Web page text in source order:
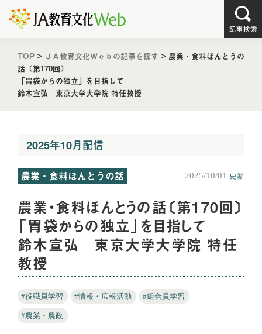
TOP > ＪＡ教育文化Ｗｅｂの記事を探す > 農業・食料ほんとうの
話〔第170回〕
「胃袋からの独立」を目指して
鈴木宣弘 東京大学大学院 特任教授
2025年10月配信
農業・食料ほんとうの話 2025/10/01 更新
農業・食料ほんとうの話〔第170回〕
「胃袋からの独立」を目指して
鈴木宣弘 東京大学大学院 特任
教授
#役職員学習 #情報・広報活動 #組合員学習
#農業・農政